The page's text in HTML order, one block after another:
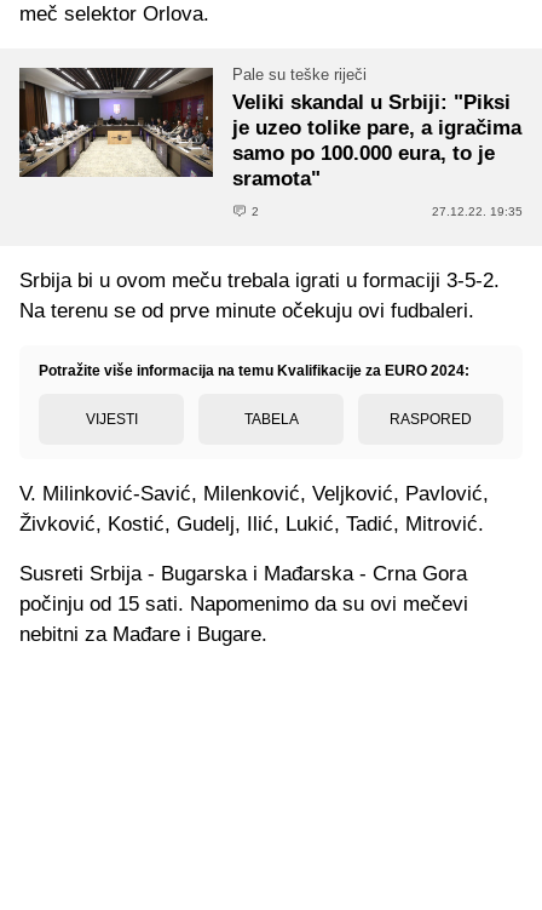
meč selektor Orlova.
Pale su teške riječi
Veliki skandal u Srbiji: "Piksi
je uzeo tolike pare, a igračima
samo po 100.000 eura, to je
sramota"
2 27.12.22. 19:35
Srbija bi u ovom meču trebala igrati u formaciji 3-5-2.
Na terenu se od prve minute očekuju ovi fudbaleri.
Potražite više informacija na temu Kvalifikacije za EURO 2024:
VIJESTI TABELA RASPORED
V. Milinković-Savić, Milenković, Veljković, Pavlović,
Živković, Kostić, Gudelj, Ilić, Lukić, Tadić, Mitrović.
Susreti Srbija - Bugarska i Mađarska - Crna Gora
počinju od 15 sati. Napomenimo da su ovi mečevi
nebitni za Mađare i Bugare.